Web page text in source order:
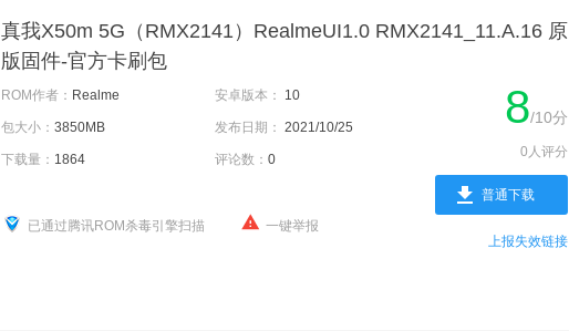
真我X50m 5G（RMX2141）RealmeUI1.0 RMX2141_11.A.16 原
版固件-官方卡刷包
ROM作者： Realme 安卓版本： 10
包大小： 3850MB 发布日期： 2021/10/25
下载量： 1864 评论数： 0
已通过腾讯ROM杀毒引擎扫描 一键举报
8/10分
0人评分
普通下载
上报失效链接